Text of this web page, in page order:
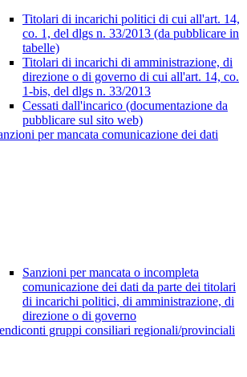
Titolari di incarichi politici di cui all'art. 14,
co. 1, del dlgs n. 33/2013 (da pubblicare in
tabelle)
Titolari di incarichi di amministrazione, di
direzione o di governo di cui all'art. 14, co.
1-bis, del dlgs n. 33/2013
Cessati dall'incarico (documentazione da
pubblicare sul sito web)
per mancata comunicazione dei dati
Sanzioni per mancata o incompleta
comunicazione dei dati da parte dei titolari
di incarichi politici, di amministrazione, di
direzione o di governo
gruppi consiliari regionali/provinciali